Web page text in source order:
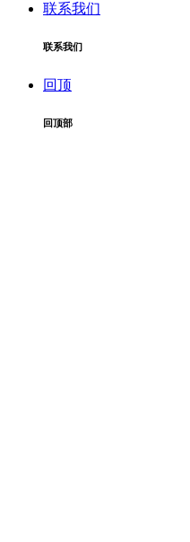
联系我们
联系我们
回顶
回顶部